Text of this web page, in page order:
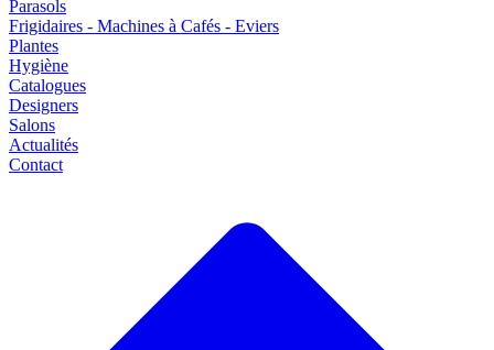
Parasols
Frigidaires - Machines à Cafés - Eviers
Plantes
Hygiène
Catalogues
Designers
Salons
Actualités
Contact